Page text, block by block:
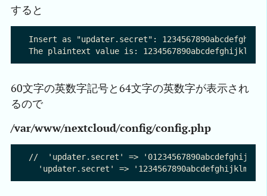
すると
Insert as "updater.secret":
60文字の英数字記号と64文字の英数字が表示され
るので
/var/www/nextcloud/config/config.php
//  'updater.secret' =>